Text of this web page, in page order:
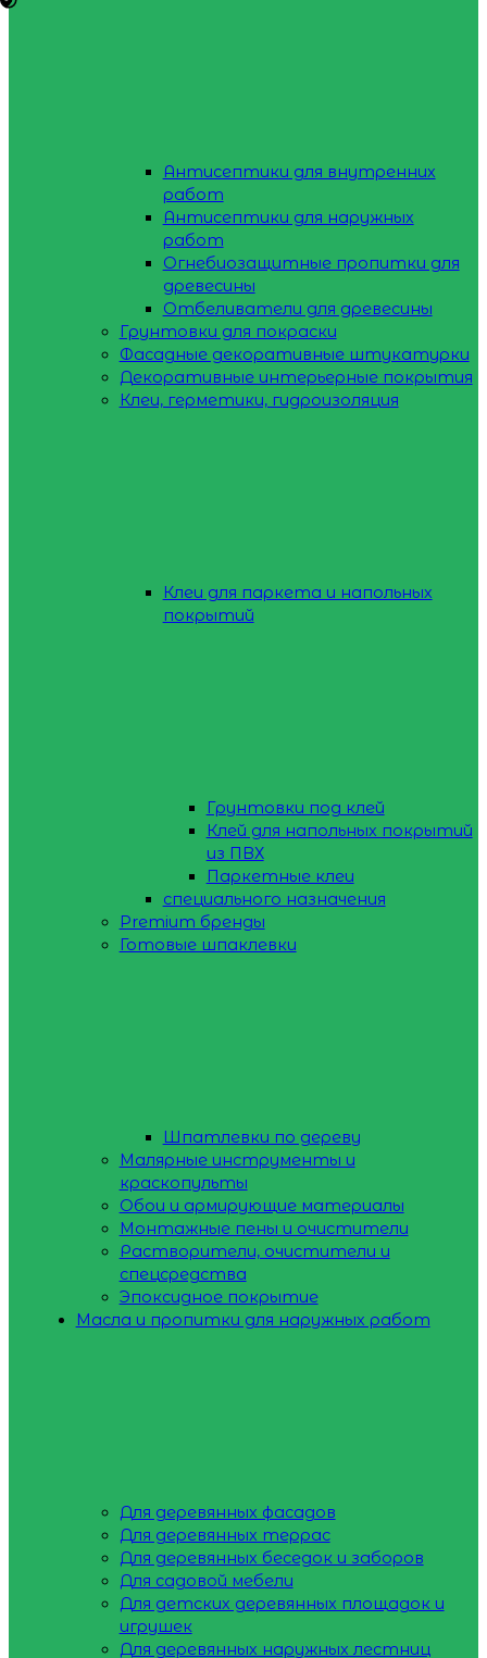
Антисептики для внутренних
работ
Антисептики для наружных
работ
Огнебиозащитные пропитки для
древесины
Отбеливатели для древесины
Грунтовки для покраски
Фасадные декоративные штукатурки
Декоративные интерьерные покрытия
Клеи, герметики, гидроизоляция
Клеи для паркета и напольных
покрытий
Грунтовки под клей
Клей для напольных покрытий
из ПВХ
Паркетные клеи
специального назначения
Premium бренды
Готовые шпаклевки
Шпатлевки по дереву
Малярные инструменты и
краскопульты
Обои и армирующие материалы
Монтажные пены и очистители
Растворители, очистители и
спецсредства
Эпоксидное покрытие
Масла и пропитки для наружных работ
Для деревянных фасадов
Для деревянных террас
Для деревянных беседок и заборов
Для садовой мебели
Для детских деревянных площадок и
игрушек
Для деревянных наружных лестниц